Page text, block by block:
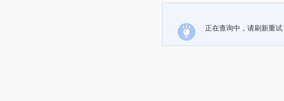
正在查询中，请刷新重试